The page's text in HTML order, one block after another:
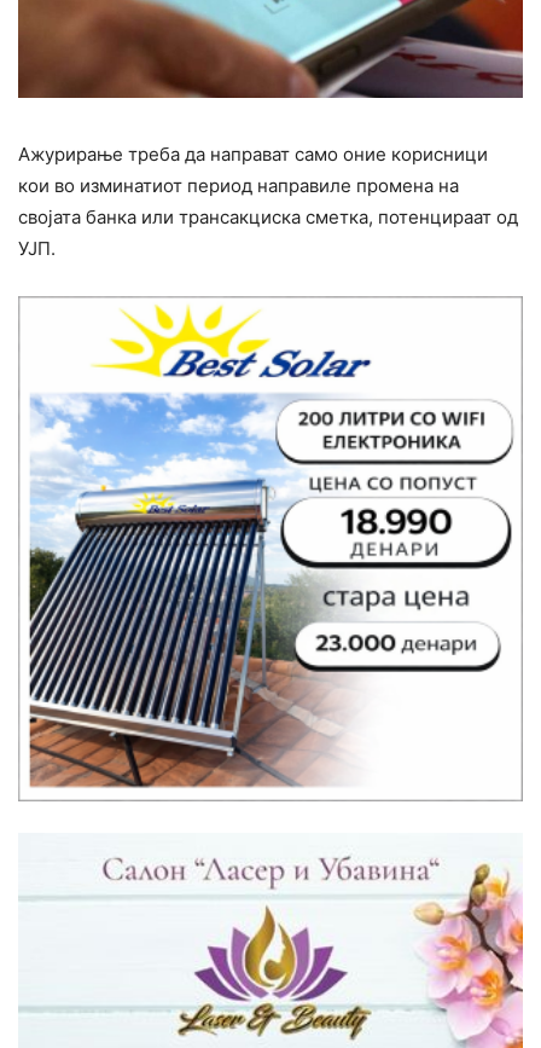
Ажурирање треба да направат само оние корисници
кои во изминатиот период направиле промена на
својата банка или трансакциска сметка, потенцираат од
УЈП.